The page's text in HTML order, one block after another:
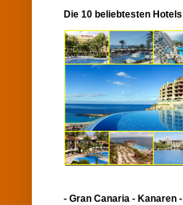
Die 10 beliebtesten Hotels
- Gran Canaria - Kanaren -